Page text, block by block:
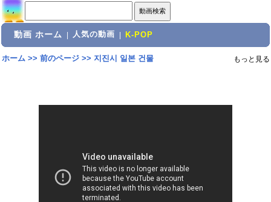
動画 ホーム 人気の動画 K-POP
ホーム>> 前のページ>> 지진시 일본 건물 もっと見る